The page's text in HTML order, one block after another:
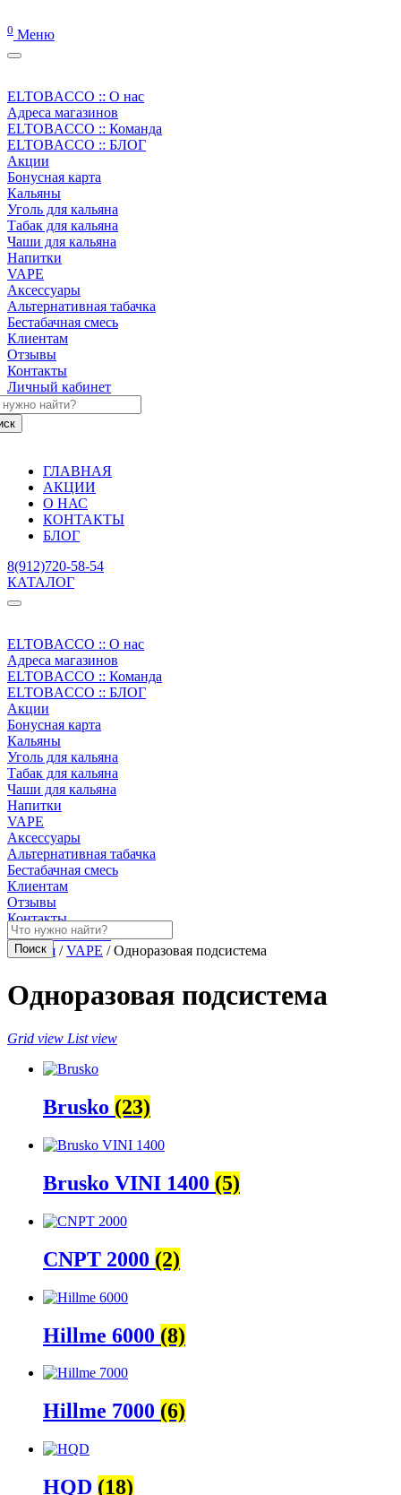
0 Меню
ELTOBACCO :: О нас
Адреса магазинов
ELTOBACCO :: Команда
ELTOBACCO :: БЛОГ
Акции
Бонусная карта
Кальяны
Уголь для кальяна
Табак для кальяна
Чаши для кальяна
Напитки
VAPE
Аксессуары
Альтернативная табачка
Бестабачная смесь
Клиентам
Отзывы
Контакты
Личный кабинет
ГЛАВНАЯ
АКЦИИ
О НАС
КОНТАКТЫ
БЛОГ
8(912)720-58-54
КАТАЛОГ
ELTOBACCO :: О нас
Адреса магазинов
ELTOBACCO :: Команда
ELTOBACCO :: БЛОГ
Акции
Бонусная карта
Кальяны
Уголь для кальяна
Табак для кальяна
Чаши для кальяна
Напитки
VAPE
Аксессуары
Альтернативная табачка
Бестабачная смесь
Клиентам
Отзывы
Контакты
Личный кабинет
Главная /VAPE / Одноразовая подсистема
Одноразовая подсистема
Grid view List view
Brusko (23)
Brusko VINI 1400 (5)
CNPT 2000 (2)
Hillme 6000 (8)
Hillme 7000 (6)
HQD (18)